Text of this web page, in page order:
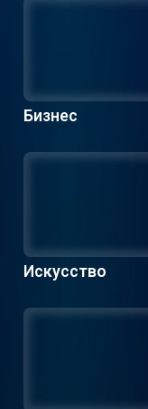
Бизнес
Искусство